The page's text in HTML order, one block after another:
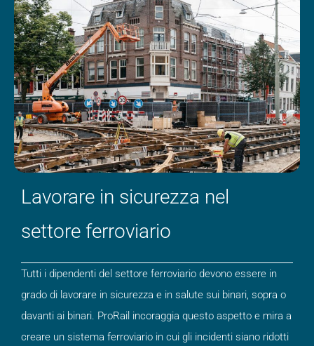
Lavorare in sicurezza nel
settore ferroviario
Tutti i dipendenti del settore ferroviario devono essere in
grado di lavorare in sicurezza e in salute sui binari, sopra o
davanti ai binari. ProRail incoraggia questo aspetto e mira a
creare un sistema ferroviario in cui gli incidenti siano ridotti